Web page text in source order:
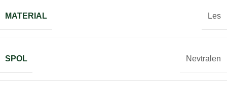
MATERIAL Les
SPOL Nevtralen